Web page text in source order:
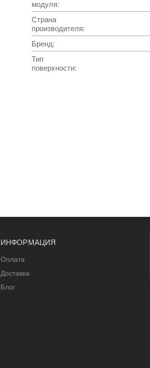
модуля:
Страна
производителя:
Бренд:
Тип
поверхности:
ИНФОРМАЦИЯ
Оплата
Доставка
Блог